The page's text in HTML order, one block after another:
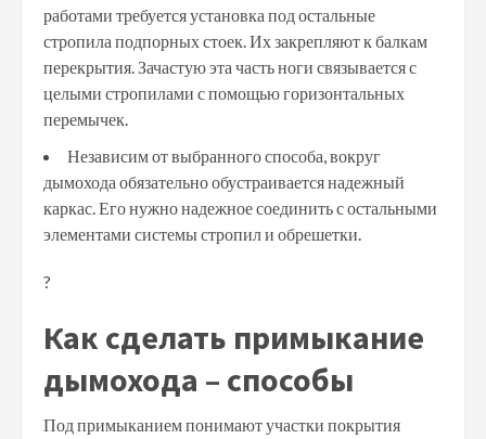
работами требуется установка под остальные
стропила подпорных стоек. Их закрепляют к балкам
перекрытия. Зачастую эта часть ноги связывается с
целыми стропилами с помощью горизонтальных
перемычек.
Независим от выбранного способа, вокруг
дымохода обязательно обустраивается надежный
каркас. Его нужно надежное соединить с остальными
элементами системы стропил и обрешетки.
?
Как сделать примыкание
дымохода – способы
Под примыканием понимают участки покрытия